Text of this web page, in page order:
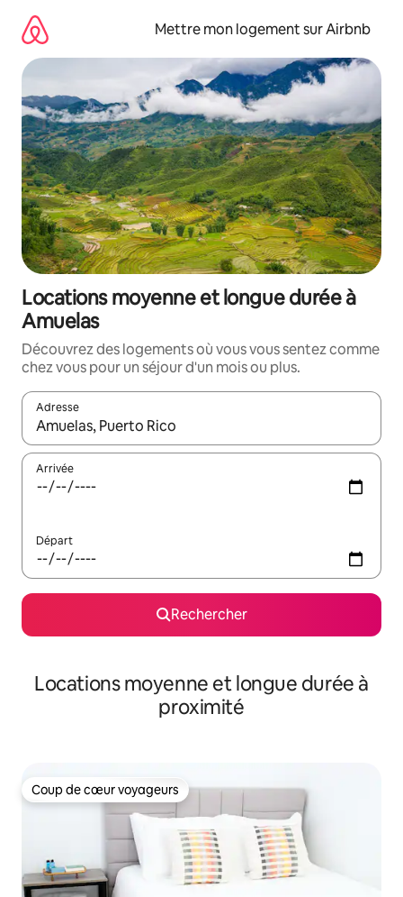
directement
contenu
Mettre mon logement sur Airbnb
Locations moyenne et longue durée à
Amuelas
Découvrez des logements où vous vous sentez comme
chez vous pour un séjour d'un mois ou plus.
Adresse
Lorsque les résultats s'affichent, utilisez les flèches vers le
Arrivée
Départ
Rechercher
Locations moyenne et longue durée à
proximité
Coup de cœur voyageurs
Coup de cœur voyageurs